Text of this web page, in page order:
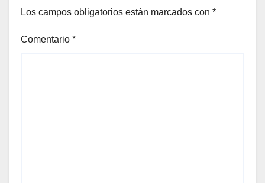
Los campos obligatorios están marcados con *
Comentario *